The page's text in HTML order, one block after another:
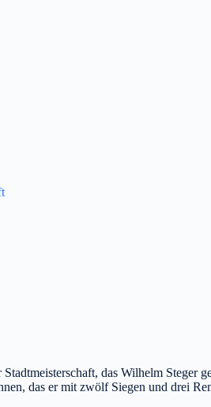
das Wilhelm Steger
das er mit zwölf Siegen und drei